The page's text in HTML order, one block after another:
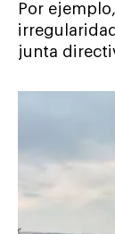
Por
junta